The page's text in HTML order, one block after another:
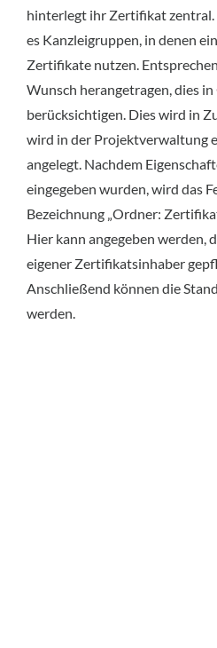
hinterlegt ihr Zertifikat zentral.
es Kanzleigruppen, in denen
Zertifikate nutzen.
Wunsch herangetragen, dies in
berücksichtigen. Dies wird in
wird in der Projektverwaltung
angelegt. Nachdem
eingegeben wurden, wird das
Bezeichnung „Ordner:
Hier kann angegeben werden,
eigener Zertifikatsinhaber
Anschließend können die
werden.